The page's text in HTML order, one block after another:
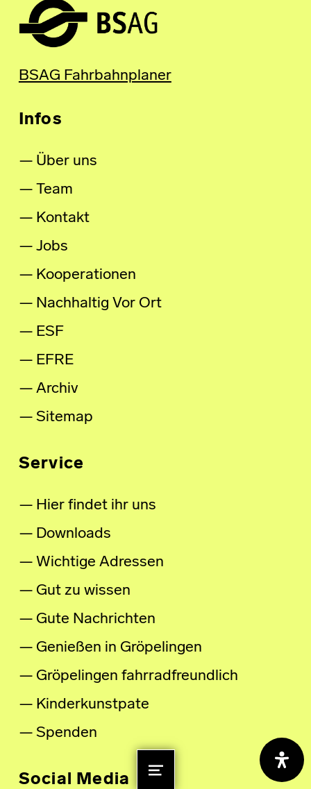
MENU
BSAG Fahrbahnplaner
Infos
Über uns
Team
Kontakt
Jobs
Kooperationen
Nachhaltig Vor Ort
ESF
EFRE
Archiv
Sitemap
Service
Hier findet ihr uns
Downloads
Wichtige Adressen
Gut zu wissen
Gute Nachrichten
Genießen in Gröpelingen
Gröpelingen fahrradfreundlich
Kinderkunstpate
Spenden
Social Media